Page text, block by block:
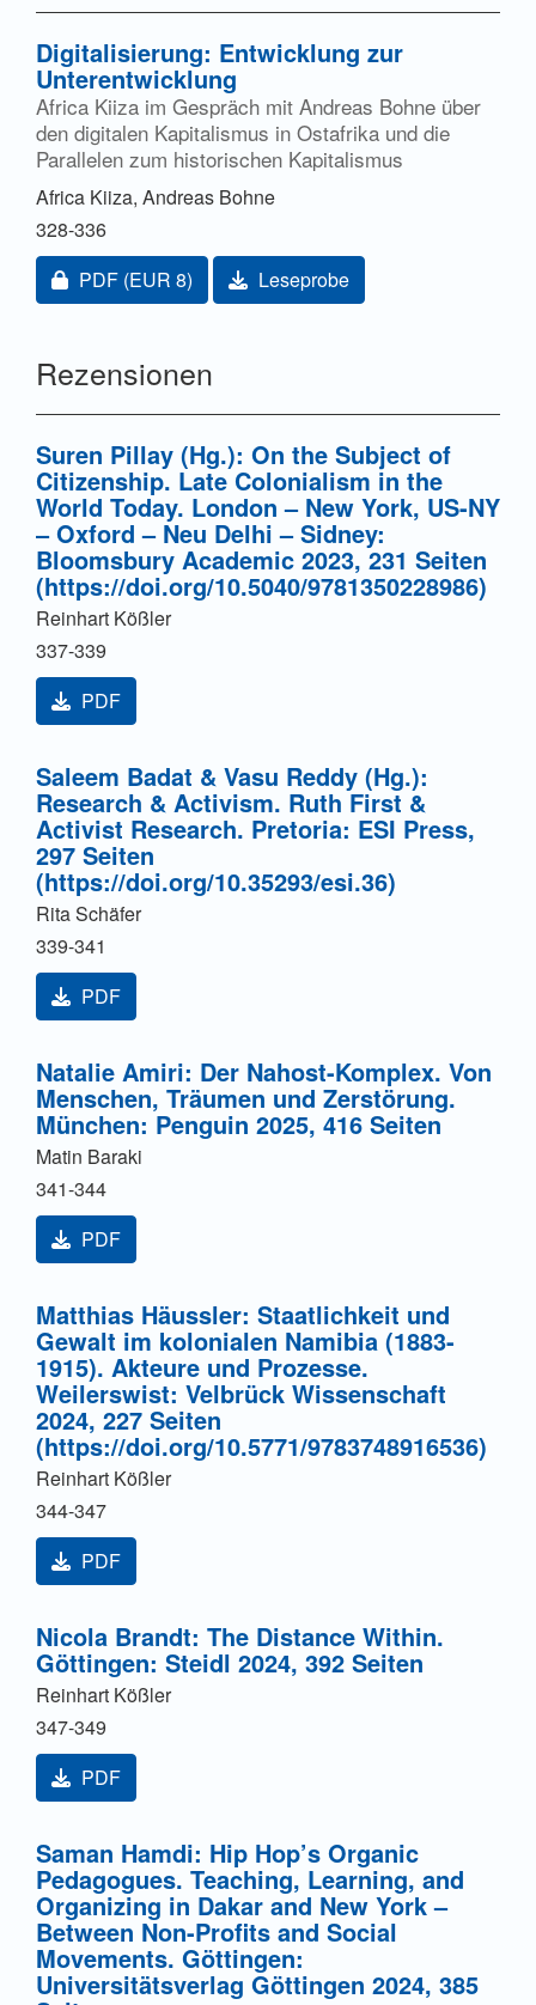
Digitalisierung: Entwicklung zur
Unterentwicklung
Africa Kiiza im Gespräch mit Andreas Bohne über
den digitalen Kapitalismus in Ostafrika und die
Parallelen zum historischen Kapitalismus
Africa Kiiza, Andreas Bohne
328-336
Zugang für Abonnent/innen oder durch Zahlung einer
PDF (EUR 8) Leseprobe
Rezensionen
Suren Pillay (Hg.): On the Subject of
Citizenship. Late Colonialism in the
World Today. London – New York, US-NY
– Oxford – Neu Delhi – Sidney:
Bloomsbury Academic 2023, 231 Seiten
(https://doi.org/10.5040/9781350228986)
Reinhart Kößler
337-339
PDF
Saleem Badat & Vasu Reddy (Hg.):
Research & Activism. Ruth First &
Activist Research. Pretoria: ESI Press,
297 Seiten
(https://doi.org/10.35293/esi.36)
Rita Schäfer
339-341
PDF
Natalie Amiri: Der Nahost-Komplex. Von
Menschen, Träumen und Zerstörung.
München: Penguin 2025, 416 Seiten
Matin Baraki
341-344
PDF
Matthias Häussler: Staatlichkeit und
Gewalt im kolonialen Namibia (1883-
1915). Akteure und Prozesse.
Weilerswist: Velbrück Wissenschaft
2024, 227 Seiten
(https://doi.org/10.5771/9783748916536)
Reinhart Kößler
344-347
PDF
Nicola Brandt: The Distance Within.
Göttingen: Steidl 2024, 392 Seiten
Reinhart Kößler
347-349
PDF
Saman Hamdi: Hip Hop’s Organic
Pedagogues. Teaching, Learning, and
Organizing in Dakar and New York –
Between Non-Profits and Social
Movements. Göttingen:
Universitätsverlag Göttingen 2024, 385